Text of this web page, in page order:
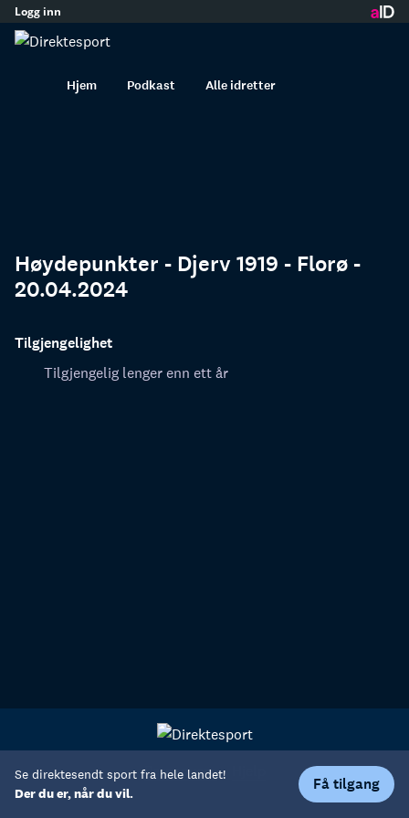
innhold
Logg inn
Hjem Podkast Alle idretter
Se direktesendt sport fra hele landet!
Der du er, når du vil.
Få tilgang
Høydepunkter - Djerv 1919 - Florø -
20.04.2024
Tilgjengelighet
Tilgjengelig lenger enn ett år
Personvern